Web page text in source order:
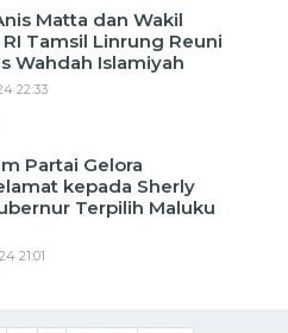
Matta dan Wakil
Tamsil Linrung Reuni
Wahdah Islamiyah
22:33
Partai Gelora
kepada Sherly
Terpilih Maluku
21:01